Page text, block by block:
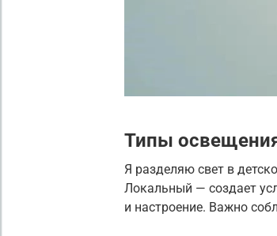
Типы
Я разделяю свет в
Локальный — создает
и настроение. Важно